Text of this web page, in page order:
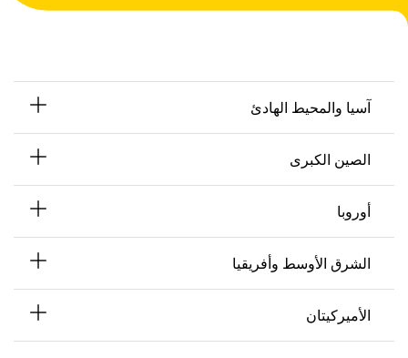
آسيا والمحيط الهادئ
الصين الكبرى
أوروبا
الشرق الأوسط وأفريقيا
الأميركيتان